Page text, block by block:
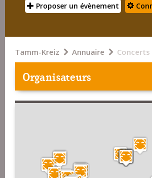
Proposer un évènement
Tamm-Kreiz Annuaire Concerts
Organisateurs